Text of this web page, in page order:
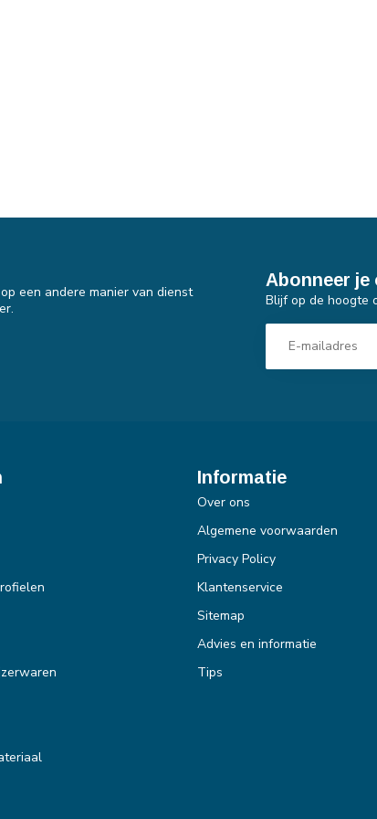
een andere manier van dienst
Abonneer je
Blijf op de hoogte
Informatie
Over ons
Algemene voorwaarden
Privacy Policy
Klantenservice
Sitemap
Advies en informatie
Tips